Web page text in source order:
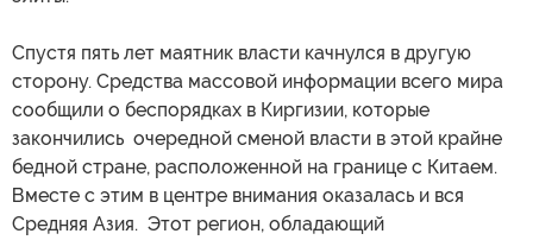
Спустя пять лет маятник власти качнулся в другую
сторону. Средства массовой информации всего мира
сообщили о беспорядках в Киргизии, которые
закончились очередной сменой власти в этой крайне
бедной стране, расположенной на границе с Китаем.
Вместе с этим в центре внимания оказалась и вся
Средняя Азия. Этот регион, обладающий